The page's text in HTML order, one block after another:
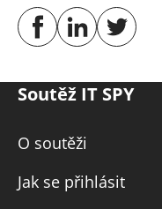
Soutěž IT SPY
O soutěži
Jak se přihlásit